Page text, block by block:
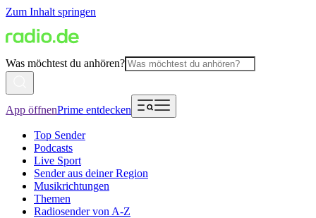
Zum Inhalt springen
Was möchtest du anhören?
App öffnenPrime entdecken
Top Sender
Podcasts
Live Sport
Sender aus deiner Region
Musikrichtungen
Themen
Radiosender von A-Z